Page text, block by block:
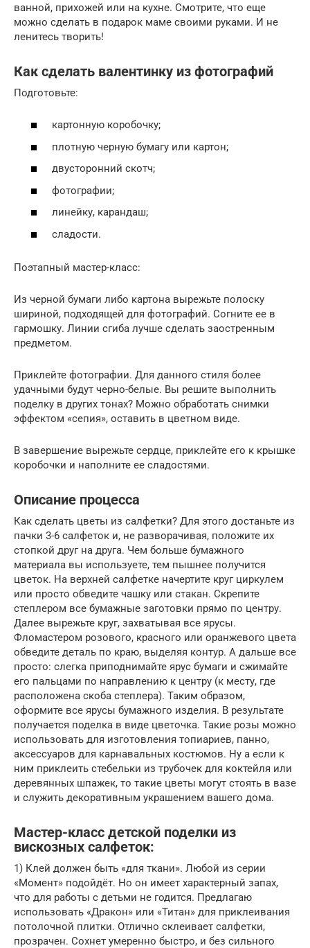
ванной, прихожей или на кухне. Смотрите, что еще
можно сделать в подарок маме своими руками. И не
ленитесь творить!
Как сделать валентинку из фотографий
Подготовьте:
картонную коробочку;
плотную черную бумагу или картон;
двусторонний скотч;
фотографии;
линейку, карандаш;
сладости.
Поэтапный мастер-класс:
Из черной бумаги либо картона вырежьте полоску
шириной, подходящей для фотографий. Согните ее в
гармошку. Линии сгиба лучше сделать заостренным
предметом.
Приклейте фотографии. Для данного стиля более
удачными будут черно-белые. Вы решите выполнить
поделку в других тонах? Можно обработать снимки
эффектом «сепия», оставить в цветном виде.
В завершение вырежьте сердце, приклейте его к крышке
коробочки и наполните ее сладостями.
Описание процесса
Как сделать цветы из салфетки? Для этого достаньте из
пачки 3-6 салфеток и, не разворачивая, положите их
стопкой друг на друга. Чем больше бумажного
материала вы используете, тем пышнее получится
цветок. На верхней салфетке начертите круг циркулем
или просто обведите чашку или стакан. Скрепите
степлером все бумажные заготовки прямо по центру.
Далее вырежьте круг, захватывая все ярусы.
Фломастером розового, красного или оранжевого цвета
обведите деталь по краю, выделяя контур. А дальше все
просто: слегка приподнимайте ярус бумаги и сжимайте
его пальцами по направлению к центру (к месту, где
расположена скоба степлера). Таким образом,
оформите все ярусы бумажного изделия. В результате
получается поделка в виде цветочка. Такие розы можно
использовать для изготовления топиариев, панно,
аксессуаров для карнавальных костюмов. Ну а если к
ним приклеить стебельки из трубочек для коктейля или
деревянных шпажек, то такие цветы могут стоять в вазе
и служить декоративным украшением вашего дома.
Мастер-класс детской поделки из
вискозных салфеток:
1) Клей должен быть «для ткани». Любой из серии
«Момент» подойдёт. Но он имеет характерный запах,
что для работы с детьми не годится. Предлагаю
использовать «Дракон» или «Титан» для приклеивания
потолочной плитки. Отлично склеивает салфетки,
прозрачен. Сохнет умеренно быстро, и без сильного